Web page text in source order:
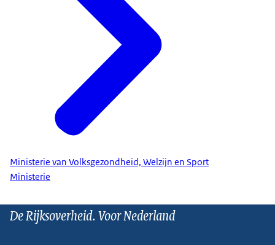
Ministerie van Volksgezondheid, Welzijn en Sport
Ministerie
De Rijksoverheid. Voor Nederland